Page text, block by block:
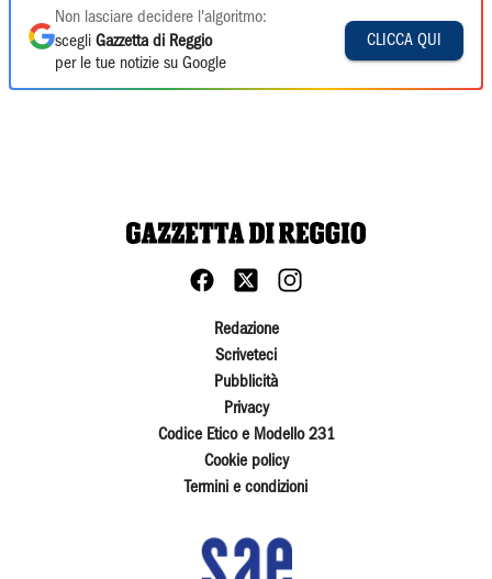
Non lasciare decidere l'algoritmo:
scegli Gazzetta di Reggio
per le tue notizie su Google
CLICCA QUI
Redazione
Scriveteci
Pubblicità
Privacy
Codice Etico e Modello 231
Cookie policy
Termini e condizioni